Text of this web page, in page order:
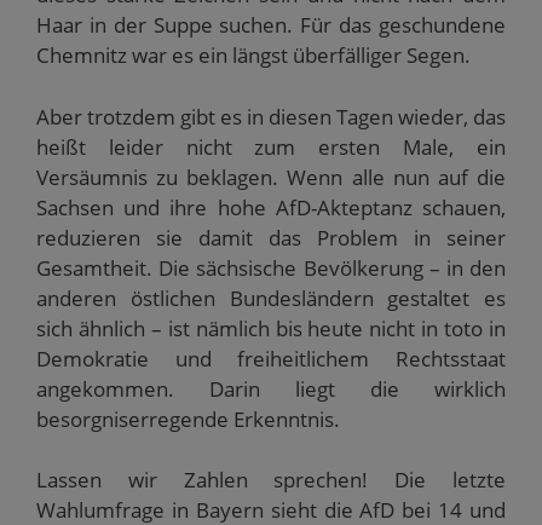
Haar in der Suppe suchen. Für das geschundene
Chemnitz war es ein längst überfälliger Segen.
Aber trotzdem gibt es in diesen Tagen wieder, das
heißt leider nicht zum ersten Male, ein
Versäumnis zu beklagen. Wenn alle nun auf die
Sachsen und ihre hohe AfD-Akteptanz schauen,
reduzieren sie damit das Problem in seiner
Gesamtheit. Die sächsische Bevölkerung – in den
anderen östlichen Bundesländern gestaltet es
sich ähnlich – ist nämlich bis heute nicht in toto in
Demokratie und freiheitlichem Rechtsstaat
angekommen. Darin liegt die wirklich
besorgniserregende Erkenntnis.
Lassen wir Zahlen sprechen! Die letzte
Wahlumfrage in Bayern sieht die AfD bei 14 und